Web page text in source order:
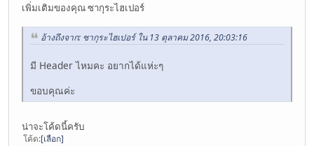
เพิ่มเติมของคุณ ซากุระไฮเปอร์
อ้างถึงจาก: ซากุระไฮเปอร์ ใน 13 ตุลาคม 2016, 20:03:16
มี Header ไหมคะ อยากได้แห่ะๆ
ขอบคุณค่ะ
น่าจะโค้ดนี้ครับ
โค้ด เลือก